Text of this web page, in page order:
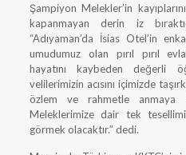
Şampiyon Melekler’in
kapanmayan derin iz
“Adıyaman’da İsias Otel’in
umudumuz olan pırıl pırıl
hayatını kaybeden değerli
velilerimizin acısını içimizde
özlem ve rahmetle anmaya
Meleklerimize dair tek
görmek olacaktır.” dedi.